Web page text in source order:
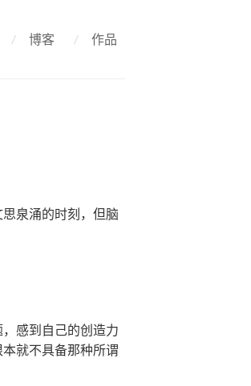
/ 博客 / 作品
泉涌的时刻，但脑
感到自己的创造力
就不具备那种所谓